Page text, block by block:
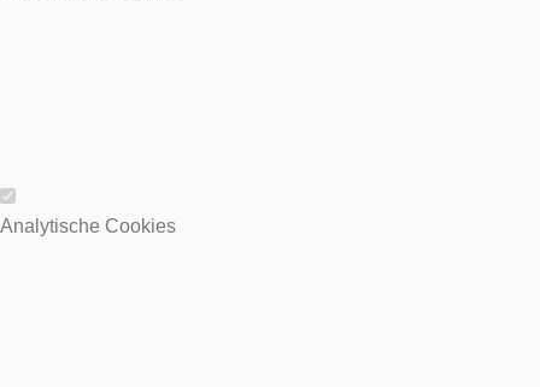
Wesentliche Cookies
Analytische Cookies